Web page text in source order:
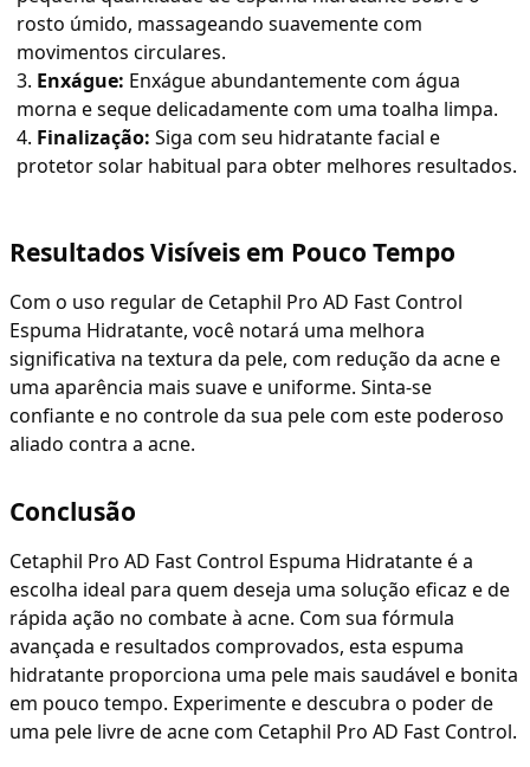
rosto úmido, massageando suavemente com
movimentos circulares.
Enxágue: Enxágue abundantemente com água
morna e seque delicadamente com uma toalha limpa.
Finalização: Siga com seu hidratante facial e
protetor solar habitual para obter melhores resultados.
Resultados Visíveis em Pouco Tempo
Com o uso regular de Cetaphil Pro AD Fast Control
Espuma Hidratante, você notará uma melhora
significativa na textura da pele, com redução da acne e
uma aparência mais suave e uniforme. Sinta-se
confiante e no controle da sua pele com este poderoso
aliado contra a acne.
Conclusão
Cetaphil Pro AD Fast Control Espuma Hidratante é a
escolha ideal para quem deseja uma solução eficaz e de
rápida ação no combate à acne. Com sua fórmula
avançada e resultados comprovados, esta espuma
hidratante proporciona uma pele mais saudável e bonita
em pouco tempo. Experimente e descubra o poder de
uma pele livre de acne com Cetaphil Pro AD Fast Control.